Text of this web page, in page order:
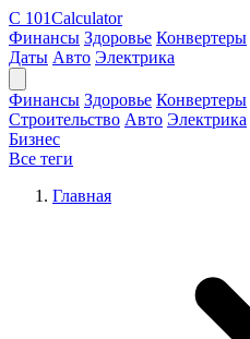
C 101Calculator
Финансы Здоровье Конвертеры
Даты Авто Электрика
Финансы Здоровье Конвертеры
Строительство Авто Электрика
Бизнес
Все теги
Главная